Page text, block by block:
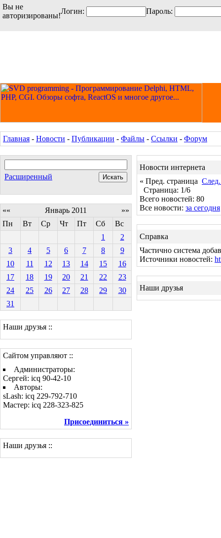
Вы не
авторизированы!
Логин: Пароль:
Главная - Новости - Публикации - Файлы - Ссылки - Форум
Расширенный
«« Январь 2011
»»
Пн
Вт Ср Чт Пт Сб
Вс
1
2
3
4 5 6 7 8
9
10
11 12 13 14 15
16
17
18 19 20 21 22
23
24
25 26 27 28 29
30
31
Наши друзья ::
Сайтом управляют ::
Администраторы:
Сергей: icq 90-42-10
Авторы:
sLash: icq 229-792-710
Мастер: icq 228-323-825
Присоединиться »
Наши друзья ::
Новости интернета
« Пред. страница
Страница: 1/6
Всего новостей: 80
Все новости: за сегодня
Справка
Частично система
Источники новостей:
Наши друзья